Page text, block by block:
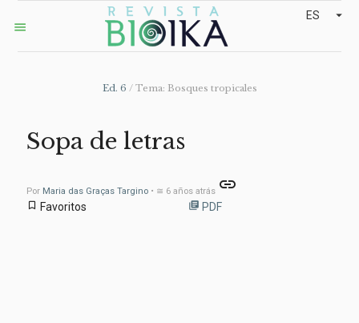
menu
arrow_drop_down
ES
Ed. 6 / Tema: Bosques tropicales
Sopa de letras
Por Maria das Graças Targino• ≅ 6 años atrás link
bookmark_border Favoritos library_books PDF